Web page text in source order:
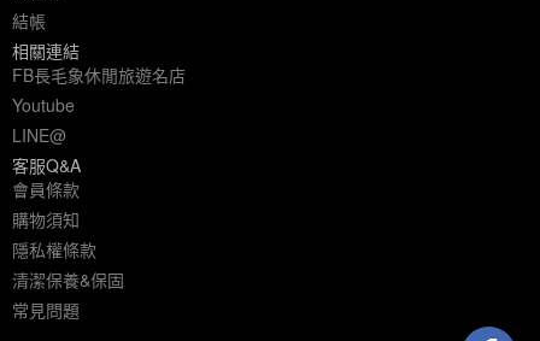
結帳
相關連結
FB長毛象休閒旅遊名店
Youtube
LINE@
客服Q&A
會員條款
購物須知
隱私權條款
清潔保養&保固
常見問題